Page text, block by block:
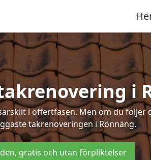
i
i offertfasen. Men om du
takrenoveringen i Rönnäng.
gratis och utan förpliktelser